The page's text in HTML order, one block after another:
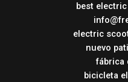
best
electric
nuevo
fábrica
bicicleta